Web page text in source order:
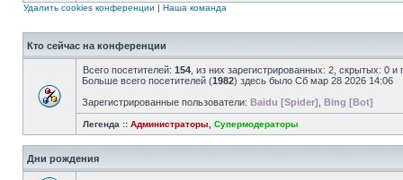
Удалить cookies конференции | Наша команда
Кто сейчас на конференции
Всего посетителей: 154 , из них зарегистрированных: 2, скрытых: 0
Больше всего посетителей (1982) здесь было Сб мар 28 2026 14:06
Зарегистрированные пользователи: Baidu [Spider] Bing [Bot]
Легенда :: Администраторы Супермодераторы
Дни рождения